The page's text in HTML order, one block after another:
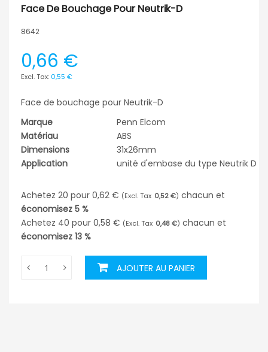
Face De Bouchage Pour Neutrik-D
8642
0,66 €
0,55 €
Face de bouchage pour Neutrik-D
Marque
Penn Elcom
Matériau
ABS
Dimensions
31x26mm
Application
unité d'embase du type Neutrik D
Achetez 20 pour 0,62 € 0,52 € chacun et
économisez 5 %
Achetez 40 pour 0,58 € 0,48 € chacun et
économisez 13 %
AJOUTER AU PANIER